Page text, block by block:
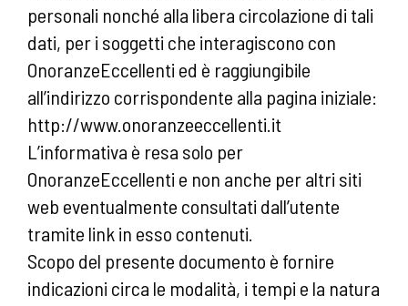
personali nonché alla libera circolazione di tali
dati, per i soggetti che interagiscono con
OnoranzeEccellenti ed è raggiungibile
all’indirizzo corrispondente alla pagina iniziale:
http://www.onoranzeeccellenti.it
L’informativa è resa solo per
OnoranzeEccellenti e non anche per altri siti
web eventualmente consultati dall’utente
tramite link in esso contenuti.
Scopo del presente documento è fornire
indicazioni circa le modalità, i tempi e la natura